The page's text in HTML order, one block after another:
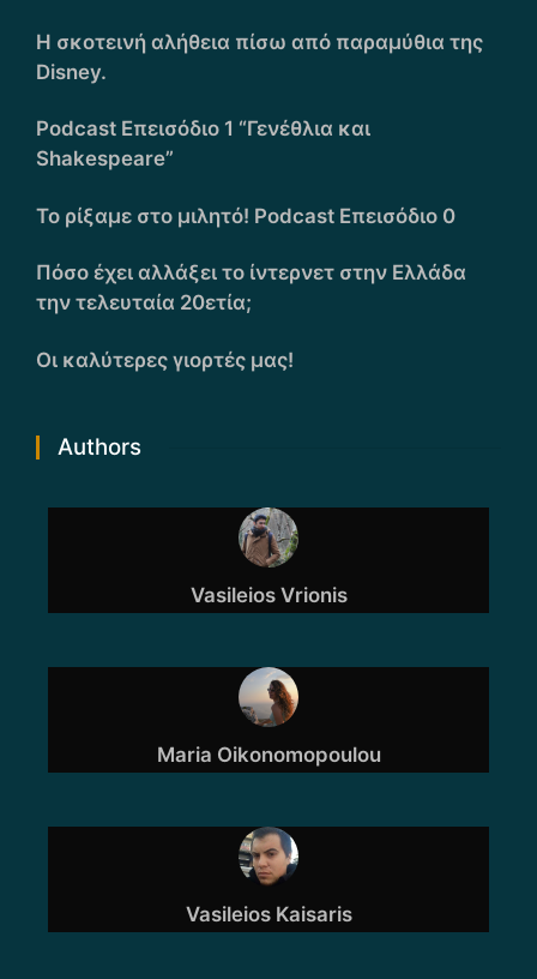
Η σκοτεινή αλήθεια πίσω από παραμύθια της
Disney.
Podcast Επεισόδιο 1 “Γενέθλια και
Shakespeare”
Το ρίξαμε στο μιλητό! Podcast Επεισόδιο 0
Πόσο έχει αλλάξει το ίντερνετ στην Ελλάδα
την τελευταία 20ετία;
Οι καλύτερες γιορτές μας!
Authors
Vasileios Vrionis
Maria Oikonomopoulou
Vasileios Kaisaris